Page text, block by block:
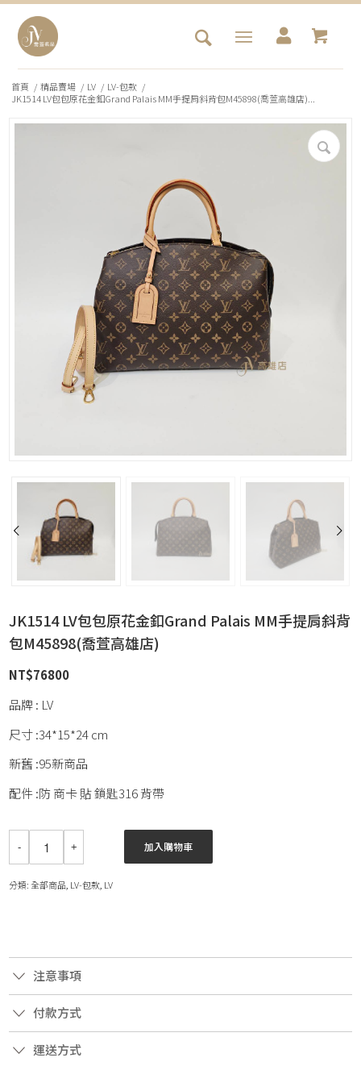
首頁 / 精品賣場 / LV / LV-包款 /
JK1514 LV包包原花金釦Grand Palais MM手提肩斜背包M45898(喬萱高雄店)...
JK1514 LV包包原花金釦Grand Palais MM手提肩斜背
包M45898(喬萱高雄店)
NT$76800
品牌 : LV
尺寸 :34*15*24 cm
新舊 :95新商品
配件 :防 商卡 貼 鎖匙316 背帶
加入購物車
分類:全部商品 LV-包款 LV
注意事項
付款方式
運送方式